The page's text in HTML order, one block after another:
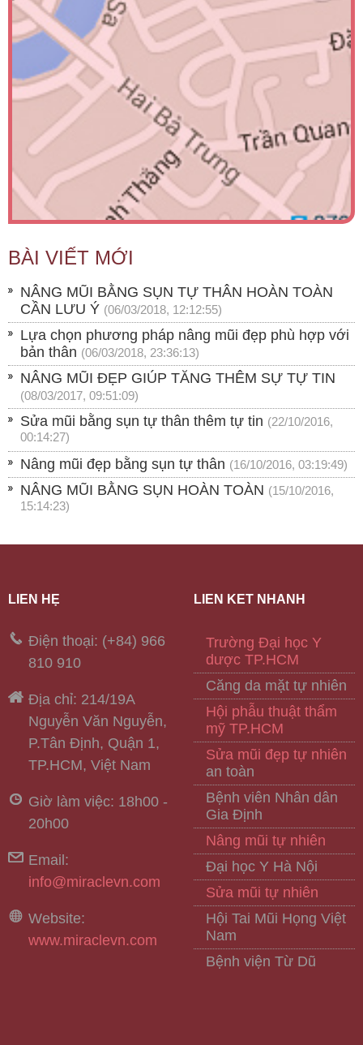
BÀI VIẾT MỚI
NÂNG MŨI BẰNG SỤN TỰ THÂN HOÀN TOÀN
CẦN LƯU Ý (06/03/2018, 12:12:55)
Lựa chọn phương pháp nâng mũi đẹp phù hợp với
bản thân (06/03/2018, 23:36:13)
NÂNG MŨI ĐẸP GIÚP TĂNG THÊM SỰ TỰ TIN
(08/03/2017, 09:51:09)
Sửa mũi bằng sụn tự thân thêm tự tin (22/10/2016,
00:14:27)
Nâng mũi đẹp bằng sụn tự thân (16/10/2016, 03:19:49)
NÂNG MŨI BẰNG SỤN HOÀN TOÀN (15/10/2016,
15:14:23)
LIÊN HỆ
Điện thoại: (+84) 966
810 910
Địa chỉ: 214/19A
Nguyễn Văn Nguyễn,
P.Tân Định, Quận 1,
TP.HCM, Việt Nam
Giờ làm việc: 18h00 -
20h00
Email:
info@miraclevn.com
Website:
www.miraclevn.com
LIÊN KẾT NHANH
Trường Đại học Y
dược TP.HCM
Căng da mặt tự nhiên
Hội phẫu thuật thẩm
mỹ TP.HCM
Sửa mũi đẹp tự nhiên
an toàn
Bệnh viên Nhân dân
Gia Định
Nâng mũi tự nhiên
Đại học Y Hà Nội
Sửa mũi tự nhiên
Hội Tai Mũi Họng Việt
Nam
Bệnh viện Từ Dũ